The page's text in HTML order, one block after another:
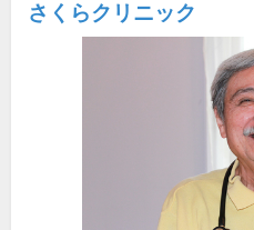
さくらクリニック